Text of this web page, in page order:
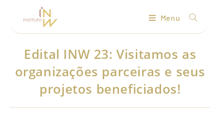
Menu
Edital INW 23: Visitamos as
organizações parceiras e seus
projetos beneficiados!